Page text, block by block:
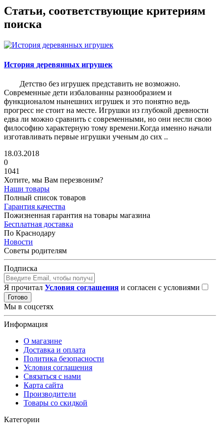
Статьи, соответствующие критериям
поиска
История деревянных игрушек
Детство без игрушек представить не возможно.
Современные дети избалованны разнообразием и
функционалом нынешних игрушек и это понятно ведь
прогресс не стоит на месте. Игрушки из глубокой древности
едва ли можно сравнить с современными, но они несли свою
философию характерную тому времени.Когда именно начали
изготавливать первые игрушки ученым до сих ..
18.03.2018
0
1041
Хотите, мы Вам перезвоним?
Наши товары
Полный список товаров
Гарантия качества
Пожизненная гарантия на товары магазина
Бесплатная доставка
По Краснодару
Новости
Советы родителям
Подписка
Я прочитал Условия соглашения и согласен с условиями
Готово
Мы в соцсетях
Информация
О магазине
Доставка и оплата
Политика безопасности
Условия соглашения
Связаться с нами
Карта сайта
Производители
Товары со скидкой
Категории